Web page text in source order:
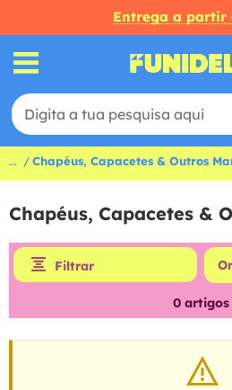
Entrega a partir
... Chapéus, Capacetes & Outros
Chapéus, Capacetes &
Filtrar
0artigos